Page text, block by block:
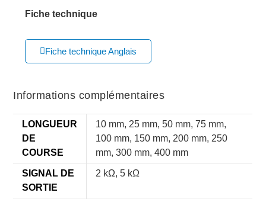
Fiche technique
Fiche technique Anglais
Informations complémentaires
LONGUEUR
DE
COURSE
10 mm, 25 mm, 50 mm, 75 mm,
100 mm, 150 mm, 200 mm, 250
mm, 300 mm, 400 mm
SIGNAL DE
SORTIE
2 kΩ, 5 kΩ